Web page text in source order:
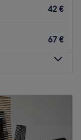
42 €
67 €
10:00
10:00
10:00
10:00